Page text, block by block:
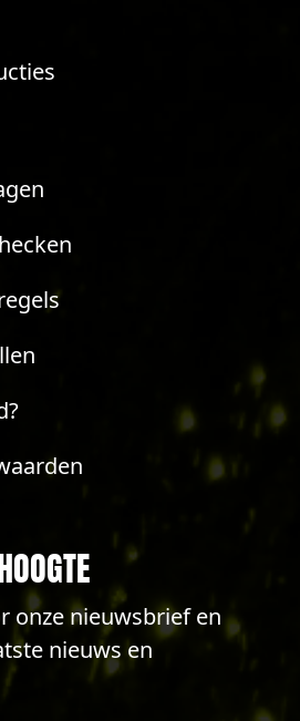
onze nieuwsbrief en
nieuws en